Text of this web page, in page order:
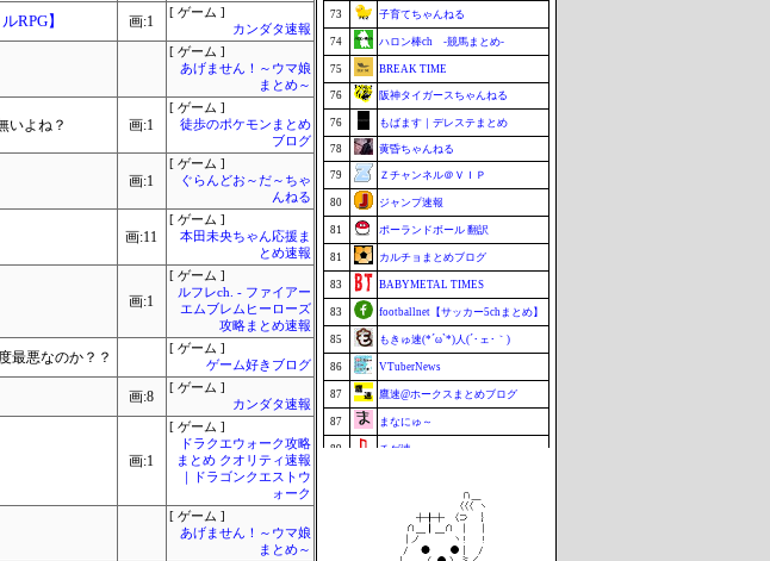
RPG】 画:1
[ ゲーム ]
カンダタ速報
[ ゲーム ]
あげません！～ウマ娘
まとめ～
いよね？ 画:1
[ ゲーム ]
徒歩のポケモンまとめ
ブログ
画:1
[ ゲーム ]
ぐらんどお～だ～ちゃ
んねる
画:11
[ ゲーム ]
本田未央ちゃん応援ま
とめ速報
画:1
[ ゲーム ]
ルフレch. - ファイアー
エムブレムヒーローズ
攻略まとめ速報
最悪なのか？？
[ ゲーム ]
ゲーム好きブログ
画:8
[ ゲーム ]
カンダタ速報
画:1
[ ゲーム ]
ドラクエウォーク攻略
まとめ クオリティ速報
｜ドラゴンクエストウ
ォーク
[ ゲーム ]
あげません！～ウマ娘
まとめ～
73 子育てちゃんねる
74 ハロン棒ch -競馬まとめ-
75 BREAK TIME
76 阪神タイガースちゃんねる
76 もばます｜デレステまとめ
78 黄昏ちゃんねる
79 Ｚチャンネル＠ＶＩＰ
80 ジャンプ速報
81 ポーランドボール 翻訳
81 カルチョまとめブログ
83 BABYMETAL TIMES
83 footballnet【サッカー5chまとめ】
85 もきゅ速(*´ω`*)人(´･ェ･｀)
86 VTuberNews
87 鷹速@ホークスまとめブログ
87 まなにゅ～
89 チゲ速
セクシーテレビジョン
まぐろとにぼし
ミーハー総研（ミーハー総合研究